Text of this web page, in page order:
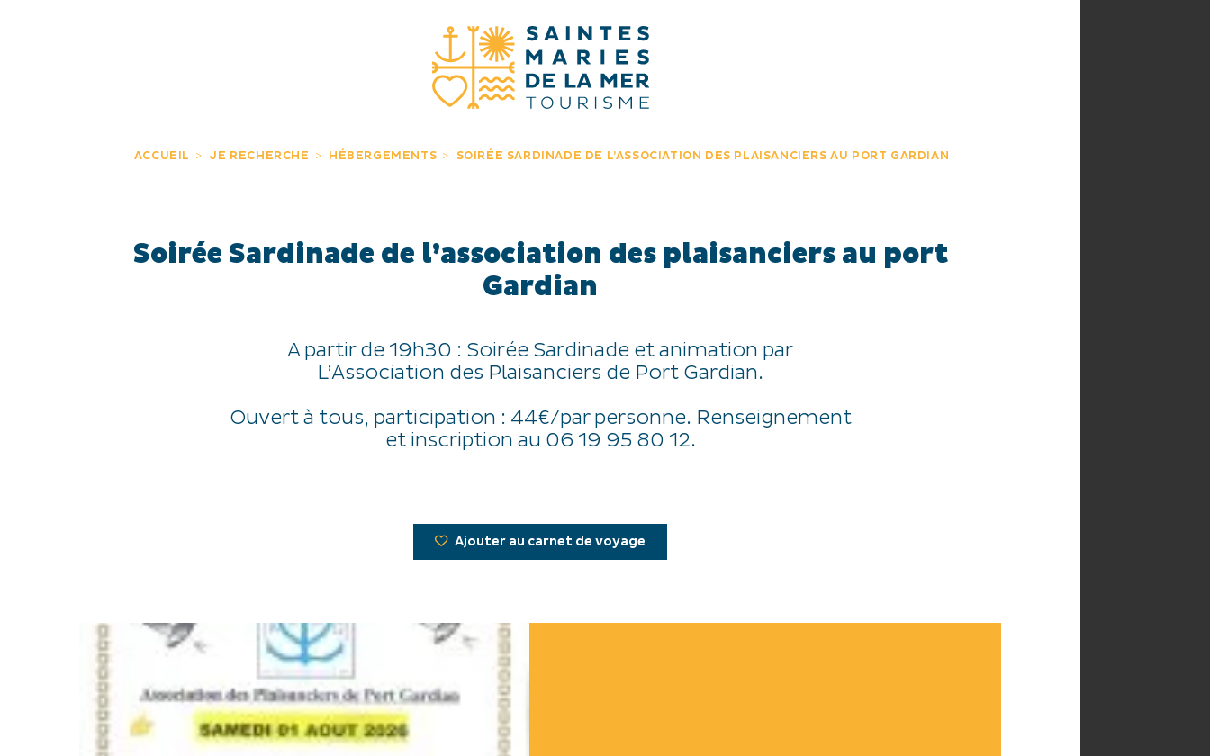
ACCUEIL JE RECHERCHE HÉBERGEMENTS SOIRÉE SARDINADE DE L’ASSOCIATION DES PLAISANCIERS AU PORT GARDIAN
Soirée Sardinade de l’association des plaisanciers au port
Gardian
A partir de 19h30 : Soirée Sardinade et animation par
L’Association des Plaisanciers de Port Gardian.
Ouvert à tous, participation : 44€/par personne. Renseignement
et inscription au 06 19 95 80 12.
Ajouter au carnet de voyage